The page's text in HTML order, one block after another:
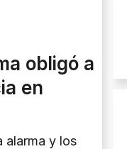
obligó a
en
alarma y los